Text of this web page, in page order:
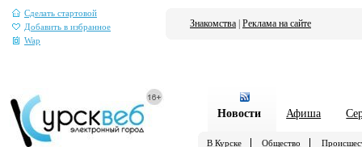
Сделать стартовой
Добавить в избранное
Wap
Знакомства Реклама на сайте
Новости Афиша
В Курске Общество